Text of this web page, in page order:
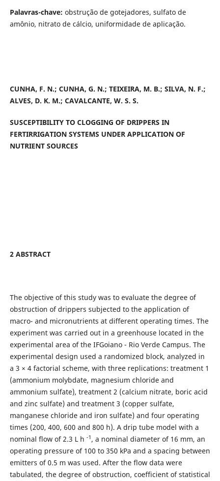
Palavras-chave: obstrução de gotejadores, sulfato de
amônio, nitrato de cálcio, uniformidade de aplicação.
CUNHA, F. N.; CUNHA, G. N.; TEIXEIRA, M. B.; SILVA, N. F.;
ALVES, D. K. M.; CAVALCANTE, W. S. S.
SUSCEPTIBILITY TO CLOGGING OF DRIPPERS IN
FERTIRRIGATION SYSTEMS UNDER APPLICATION OF
NUTRIENT SOURCES
2 ABSTRACT
The objective of this study was to evaluate the degree of
obstruction of drippers subjected to the application of
macro- and micronutrients at different operating times. The
experiment was carried out in a greenhouse located in the
experimental area of the IFGoiano - Rio Verde Campus. The
experimental design used a randomized block, analyzed in
a 3 × 4 factorial scheme, with three replications: treatment 1
(ammonium molybdate, magnesium chloride and
ammonium sulfate), treatment 2 (calcium nitrate, boric acid
and zinc sulfate) and treatment 3 (copper sulfate,
manganese chloride and iron sulfate) and four operating
times (200, 400, 600 and 800 h). A drip tube model with a
nominal flow of 2.3 L h -1 , a nominal diameter of 16 mm, an
operating pressure of 100 to 350 kPa and a spacing between
emitters of 0.5 m was used. After the flow data were
tabulated, the degree of obstruction, coefficient of statistical